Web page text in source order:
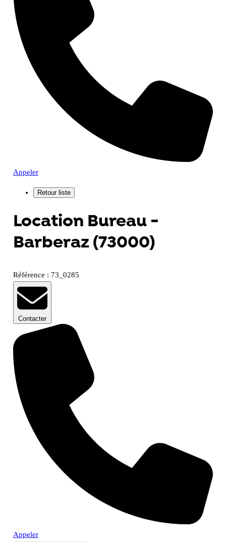
Appeler
Location Bureau -
Barberaz (73000)
Référence : 73_0285
Contacter
Appeler